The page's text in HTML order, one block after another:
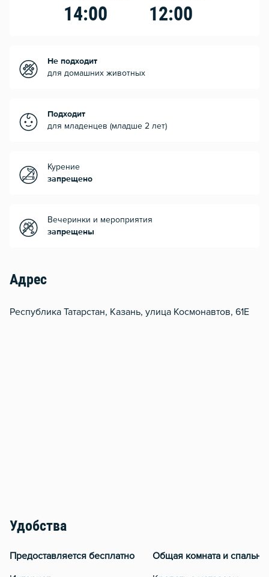
14:00 12:00
Не подходит
для домашних животных
Подходит
для младенцев (младше 2 лет)
Курение
запрещено
Вечеринки и мероприятия
запрещены
Адрес
Республика Татарстан, Казань, улица Космонавтов, 61Е
Удобства
Предоставляется бесплатно Общая комната и спальня